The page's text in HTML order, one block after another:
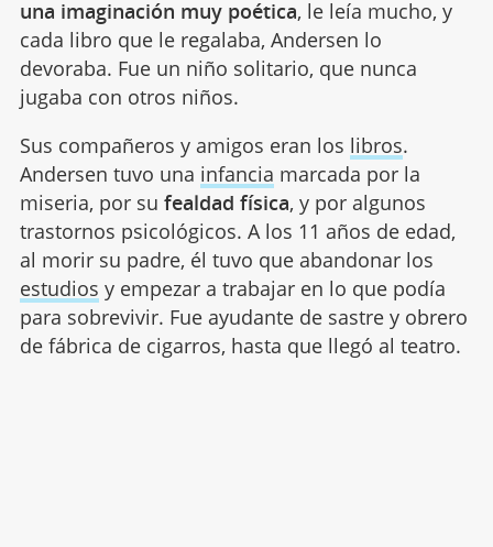
una imaginación muy poética, le leía mucho, y
cada libro que le regalaba, Andersen lo
devoraba. Fue un niño solitario, que nunca
jugaba con otros niños.
Sus compañeros y amigos eran los libros.
Andersen tuvo una infancia marcada por la
miseria, por su fealdad física, y por algunos
trastornos psicológicos. A los 11 años de edad,
al morir su padre, él tuvo que abandonar los
estudios y empezar a trabajar en lo que podía
para sobrevivir. Fue ayudante de sastre y obrero
de fábrica de cigarros, hasta que llegó al teatro.